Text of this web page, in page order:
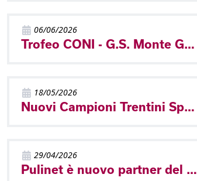
06/06/2026
Trofeo CONI - G.S. Monte Giner vincitore a Molveno
18/05/2026
Nuovi Campioni Trentini Sprint a Castello Tesino
29/04/2026
Pulinet è nuovo partner del Comitato Trentino FISO